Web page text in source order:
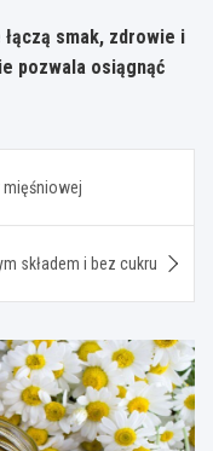
smak, zdrowie i
pozwala osiągnąć
mięśniowej
składem i bez cukru